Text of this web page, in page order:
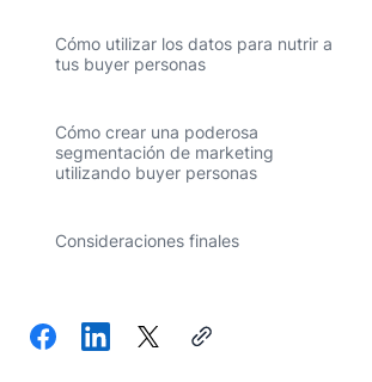
Cómo utilizar los datos para nutrir a
tus buyer personas
Cómo crear una poderosa
segmentación de marketing
utilizando buyer personas
Consideraciones finales